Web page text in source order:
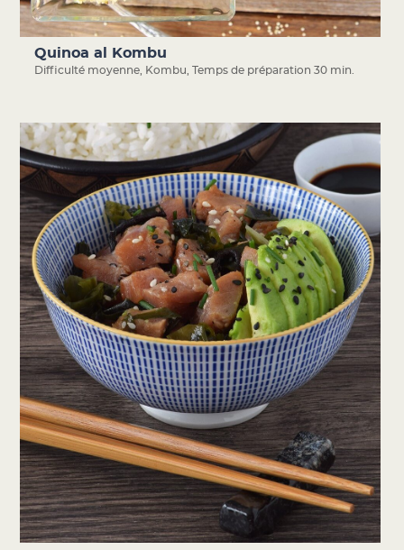
Quinoa al Kombu
Difficulté moyenne Kombu ,Temps de préparation 30 min.